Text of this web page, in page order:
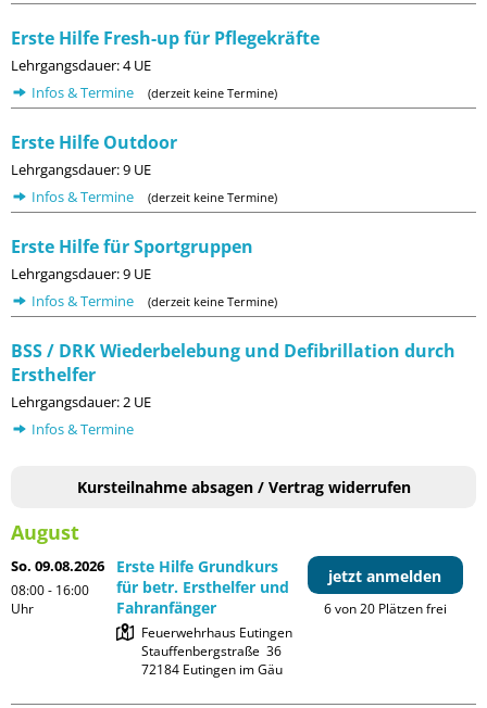
Erste Hilfe Fresh-up für Pflegekräfte
Lehrgangsdauer: 4 UE
Infos & Termine
(derzeit keine Termine)
Erste Hilfe Outdoor
Lehrgangsdauer: 9 UE
Infos & Termine
(derzeit keine Termine)
Erste Hilfe für Sportgruppen
Lehrgangsdauer: 9 UE
Infos & Termine
(derzeit keine Termine)
BSS / DRK Wiederbelebung und Defibrillation durch
Ersthelfer
Lehrgangsdauer: 2 UE
Infos & Termine
Kursteilnahme absagen / Vertrag widerrufen
August
So. 09.08.2026
08:00 - 16:00
Uhr
Erste Hilfe Grundkurs
für betr. Ersthelfer und
Fahranfänger
Feuerwehrhaus Eutingen
Stauffenbergstraße  36
jetzt anmelden
6 von 20 Plätzen frei